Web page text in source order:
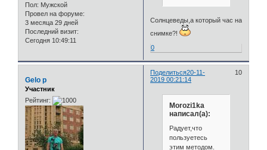
Пол: Мужской
Провел на форуме:
3 месяца 29 дней
Последний визит:
Сегодня 10:49:11
Солнцеведы,а который час на
снимке?!
0
Поделиться 10
20-11-
2019 00:21:14
Gelo p
Участник
Рейтинг:
Morozi1ka
написал(а):
Радует,что
пользуетесь
этим методом.